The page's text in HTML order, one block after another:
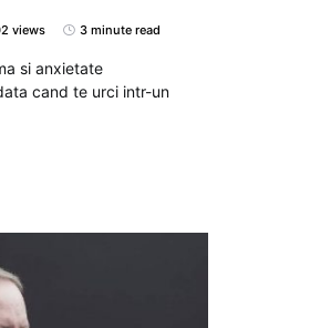
views 3 minute read
si anxietate
cand te urci intr-un